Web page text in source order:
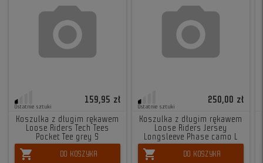
Ostatnie sztuki
159,95 zł
Koszulka z długim rękawem
Loose Riders Tech Tees
Pocket Tee grey S
shopping_cart DO KOSZYKA
Ostatnie sztuki
250,00 zł
Koszulka z długim rękawem
Loose Riders Jersey
Longsleeve Phase camo L
shopping_cart DO KOSZYKA